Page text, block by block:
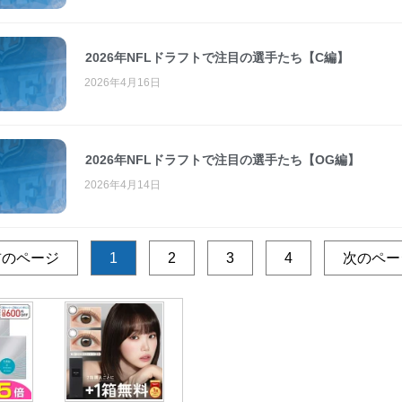
2026年NFLドラフトで注目の選手たち【C編】
2026年4月16日
2026年NFLドラフトで注目の選手たち【OG編】
2026年4月14日
ページ 1 2 3 4 次のペ